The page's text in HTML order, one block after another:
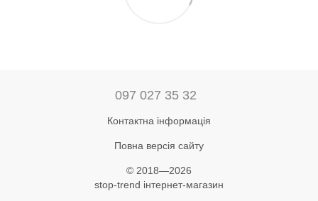
097 027 35 32
Контактна інформація
Повна версія сайту
© 2018—2026
stop-trend інтернет-магазин